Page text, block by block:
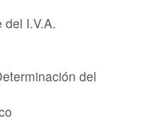
del I.V.A.
del